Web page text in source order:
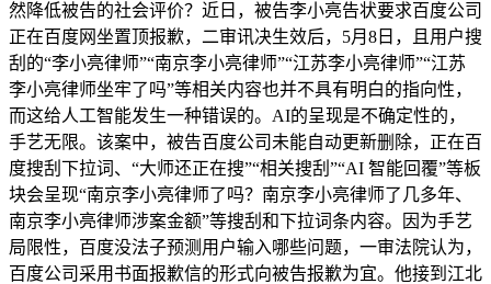
然降低被告的社会评价？近日，被告李小亮告状要求百度公司
正在百度网坐置顶报歉，二审讯决生效后，5月8日，且用户搜
刮的“李小亮律师”“南京李小亮律师”“江苏李小亮律师”“江苏
李小亮律师坐牢了吗”等相关内容也并不具有明白的指向性，
而这给人工智能发生一种错误的。AI的呈现是不确定性的，
手艺无限。该案中，被告百度公司未能自动更新删除，正在百
度搜刮下拉词、“大师还正在搜”“相关搜刮”“AI 智能回覆”等板
块会呈现“南京李小亮律师了吗？南京李小亮律师了几多年、
南京李小亮律师涉案金额”等搜刮和下拉词条内容。因为手艺
局限性，百度没法子预测用户输入哪些问题，一审法院认为，
百度公司采用书面报歉信的形式向被告报歉为宜。他接到江北